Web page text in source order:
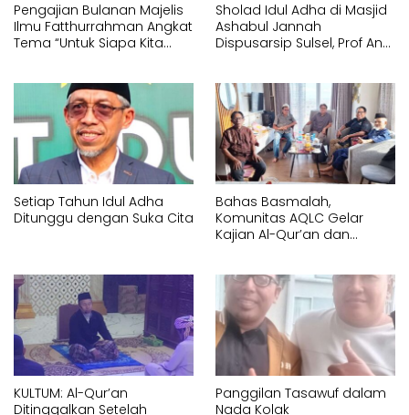
Pengajian Bulanan Majelis
Ilmu Fatthurrahman Angkat
Tema “Untuk Siapa Kita
Sholad Idul Adha di Masjid
Ashabul Jannah
Dispusarsip Sulsel, Prof Andi
Sosial
Setiap Tahun Idul Adha
Ditunggu dengan Suka Cita
Bahas Basmalah,
Komunitas AQLC Gelar
Kajian Al-Qur’an dan
KULTUM: Al-Qur’an
Ditinggalkan Setelah
Panggilan Tasawuf dalam
Nada Kolak